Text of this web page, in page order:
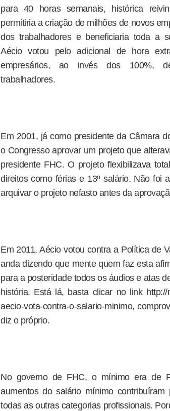
para 40 horas semanais, histórica
permitiria a criação de milhões de novos
dos trabalhadores e beneficiaria toda a
Aécio votou pelo adicional de hora
empresários, ao invés dos 100%,
trabalhadores.
Em 2001, já como presidente da Câmara
o Congresso aprovar um projeto que
presidente FHC. O projeto flexibilizava
direitos como férias e 13º salário. Não foi
arquivar o projeto nefasto antes da
Em 2011, Aécio votou contra a Política de
anda dizendo que mente quem faz esta
para a posteridade todos os áudios e atas
história. Está lá, basta clicar no link http://
aecio-vota-contra-o-salario-minimo,
diz o próprio.
No governo de FHC, o mínimo era de
aumentos do salário mínimo
todas as outras categorias profissionais.